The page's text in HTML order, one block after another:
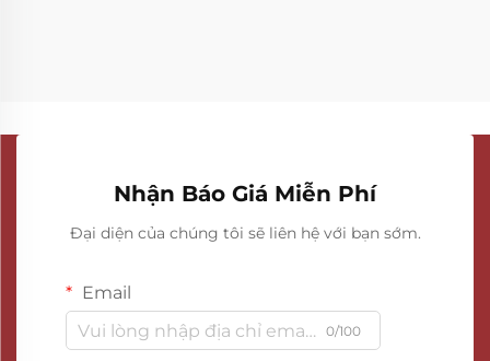
Nhận Báo Giá Miễn Phí
Đại diện của chúng tôi sẽ liên hệ với bạn sớm.
Email
0/100